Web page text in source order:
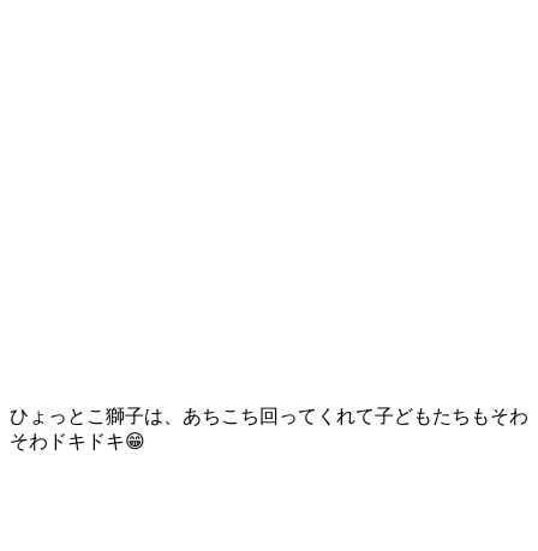
ひょっとこ獅子は、あちこち回ってくれて子どもたちもそわ
そわドキドキ😁